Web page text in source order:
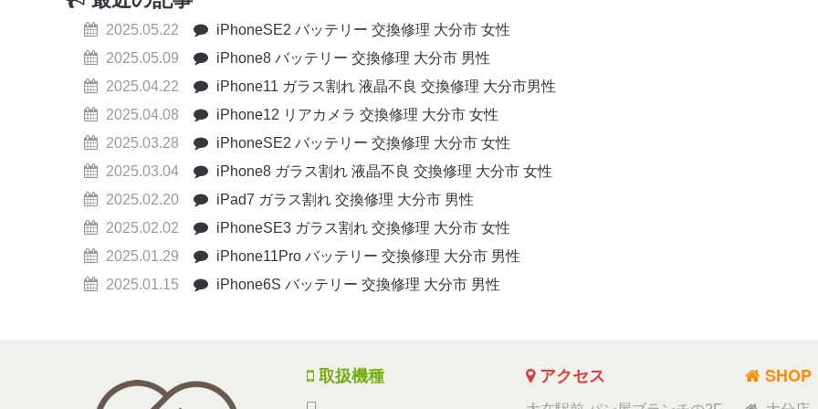
2025.05.22
iPhoneSE2 バッテリー 交換修理 大分市 女性
2025.05.09
iPhone8 バッテリー 交換修理 大分市 男性
2025.04.22
iPhone11 ガラス割れ 液晶不良 交換修理 大分市男性
2025.04.08
iPhone12 リアカメラ 交換修理 大分市 女性
2025.03.28
iPhoneSE2 バッテリー 交換修理 大分市 女性
2025.03.04
iPhone8 ガラス割れ 液晶不良 交換修理 大分市 女性
2025.02.20
iPad7 ガラス割れ 交換修理 大分市 男性
2025.02.02
iPhoneSE3 ガラス割れ 交換修理 大分市 女性
2025.01.29
iPhone11Pro バッテリー 交換修理 大分市 男性
2025.01.15
iPhone6S バッテリー 交換修理 大分市 男性
取扱機種 アクセス SHOP